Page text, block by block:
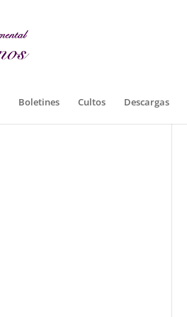
Boletines Cultos Descargas